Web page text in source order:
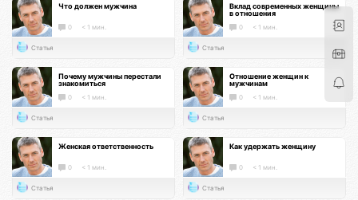
Что должен мужчина
0 < 1 мин.
Статья
Вклад современных женщины
в отношения
0 < 1 мин.
Статья
Почему мужчины перестали
знакомиться
0 < 1 мин.
Статья
Отношение женщин к
мужчинам
0 < 1 мин.
Статья
Женская ответственность
0 < 1 мин.
Статья
Как удержать женщину
0 < 1 мин.
Статья